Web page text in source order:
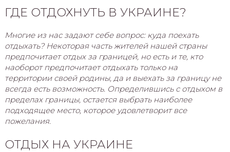
ГДЕ ОТДОХНУТЬ В УКРАИНЕ?
Многие из нас задают себе вопрос: куда поехать
отдыхать? Некоторая часть жителей нашей страны
предпочитает отдых за границей, но есть и те, кто
наоборот предпочитает отдыхать только на
территории своей родины, да и выехать за границу не
всегда есть возможность. Определившись с отдыхом в
пределах границы, остается выбрать наиболее
подходящее место, которое удовлетворит все
пожелания.
ОТДЫХ НА УКРАИНЕ